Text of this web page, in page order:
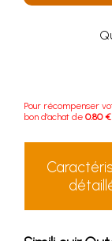
Pour récompenser
bon d'achat de 0.80